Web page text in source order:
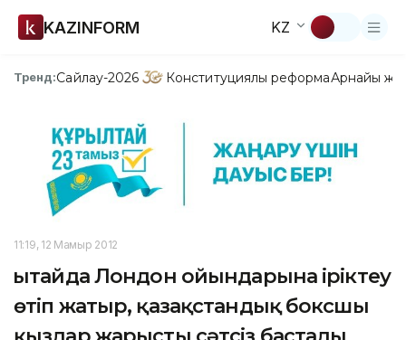
KAZINFORM KZ
Тренд:Сайлау-2026 Конституциялық реформаАрнайы
11:19, 12 Мамыр 2012
Қытайда Лондон ойындарына іріктеу
өтіп жатыр, қазақстандық боксшы